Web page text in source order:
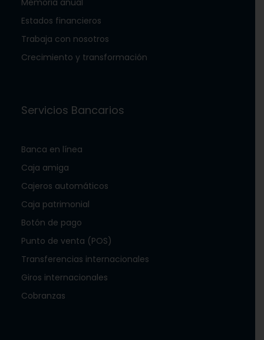
Estados financieros
Trabaja con nosotros
Crecimiento y transformación
Servicios Bancarios
Banca en línea
Caja amiga
Cajeros automáticos
Caja patrimonial
Botón de pago
Punto de venta (POS)
Transferencias internacionales
Giros internacionales
Cobranzas